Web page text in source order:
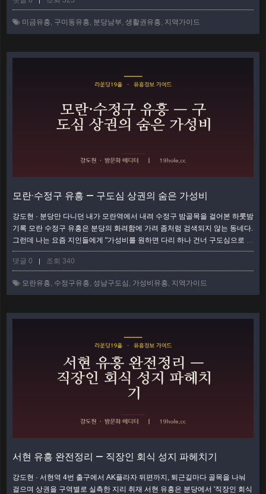
묶이는데, 골목마다 성격이 꽤 다르다. 이 글은 남부 거주자와 인근 직장인이
리했다. 미금역 일대 — 남부 생활권의 관문 미금역은 신분당선과 분당선이 만
미금유흥, 구미동유흥, 분당남부, 생활권유흥, 지역가이드
모란·수정구 유흥 — 구도심 상권의 숨은 가성비
강도현 · 분당만 다니던 내가 모란역에서 내려 수정구 밤골목을 걸어본 하룻밤
기록 모란 수정구 유흥은 분당의 화려함에 가려 좀처럼 검색되지 않는 동네다.
그런데 나는 요즘 지인들에게 "가성비를 원하면 다리 하나 건너 구도심으로 가
보라"고 말한다. 신도시 상권이 세련됨과 가격을 함께 올린 사이, 모란과 수정
구 일대는 오래된 밀도 그대로 낮은 문턱을 지켜왔기 때문이다. 이 글은 분석
다. 구도심 특유의 결을 있는 그대로 전한다. 모란역 4번 출구, 신도시와 다른
댓글 0 | 조회 340
모란유흥, 수정구유흥, 성남구도심 , 가성비유흥, 지역가이드
서현 유흥 완전정리 — 직장인 회식 성지 파헤치기
강도현 · 서현역 4번 출구에서 AK플라자 뒤편까지, 퇴근길마다 골목을 나눠
걸으며 상권을 구역별로 실측한 지리 취재 서현 유흥은 분당에서 '직장인 회식